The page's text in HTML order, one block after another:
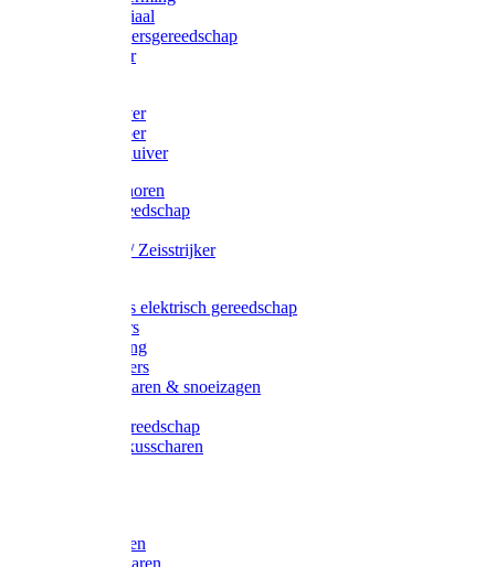
Afzetmateriaal
Stratenmakersgereedschap
Straathamer
Mestschuiver
Mestschraper
Sneeuwschuiver
Zeis toebehoren
Baggergereedschap
Wetstenen / Zeisstrijker
Accessoires elektrisch gereedschap
Grasmaaiers
Tuinreiniging
Robotmaaiers
Heggenscharen & snoeizagen
Klussen gereedschap
Gras & buxusscharen
Snoeischaren
Heggenscharen